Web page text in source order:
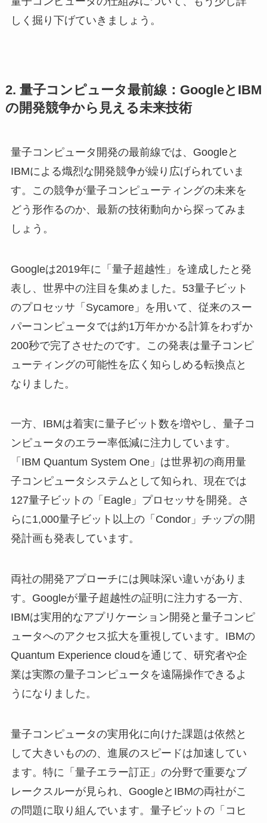
しく掘り下げていきましょう。
2. 量子コンピュータ最前線：GoogleとIBM
の開発競争から見える未来技術
量子コンピュータ開発の最前線では、Googleと
IBMによる熾烈な開発競争が繰り広げられていま
す。この競争が量子コンピューティングの未来を
どう形作るのか、最新の技術動向から探ってみま
しょう。
Googleは2019年に「量子超越性」を達成したと発
表し、世界中の注目を集めました。53量子ビット
のプロセッサ「Sycamore」を用いて、従来のスー
パーコンピュータでは約1万年かかる計算をわずか
200秒で完了させたのです。この発表は量子コンピ
ューティングの可能性を広く知らしめる転換点と
なりました。
一方、IBMは着実に量子ビット数を増やし、量子コ
ンピュータのエラー率低減に注力しています。
「IBM Quantum System One」は世界初の商用量
子コンピュータシステムとして知られ、現在では
127量子ビットの「Eagle」プロセッサを開発。さ
らに1,000量子ビット以上の「Condor」チップの開
発計画も発表しています。
両社の開発アプローチには興味深い違いがありま
す。Googleが量子超越性の証明に注力する一方、
IBMは実用的なアプリケーション開発と量子コンピ
ュータへのアクセス拡大を重視しています。IBMの
Quantum Experience cloudを通じて、研究者や企
業は実際の量子コンピュータを遠隔操作できるよ
うになりました。
量子コンピュータの実用化に向けた課題は依然と
して大きいものの、進展のスピードは加速してい
ます。特に「量子エラー訂正」の分野で重要なブ
レークスルーが見られ、GoogleとIBMの両社がこ
の問題に取り組んでいます。量子ビットの「コヒ